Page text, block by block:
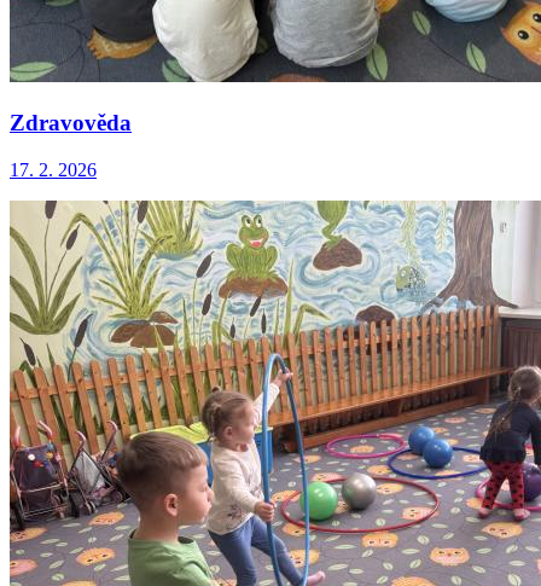
Zdravověda
17. 2. 2026